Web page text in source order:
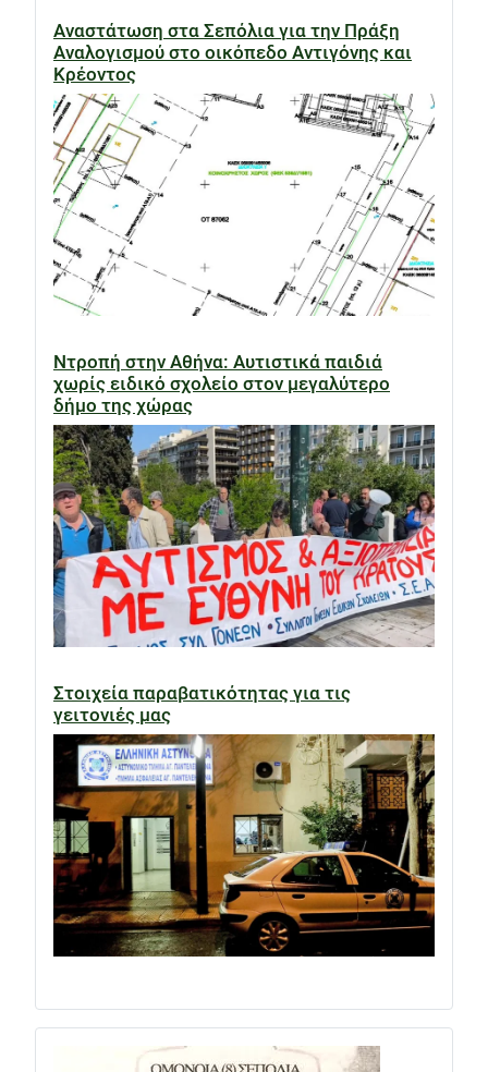
Αναστάτωση στα Σεπόλια για την Πράξη
Αναλογισμού στο οικόπεδο Αντιγόνης και
Κρέοντος
Ντροπή στην Αθήνα: Αυτιστικά παιδιά
χωρίς ειδικό σχολείο στον μεγαλύτερο
δήμο της χώρας
Στοιχεία παραβατικότητας για τις
γειτονιές μας